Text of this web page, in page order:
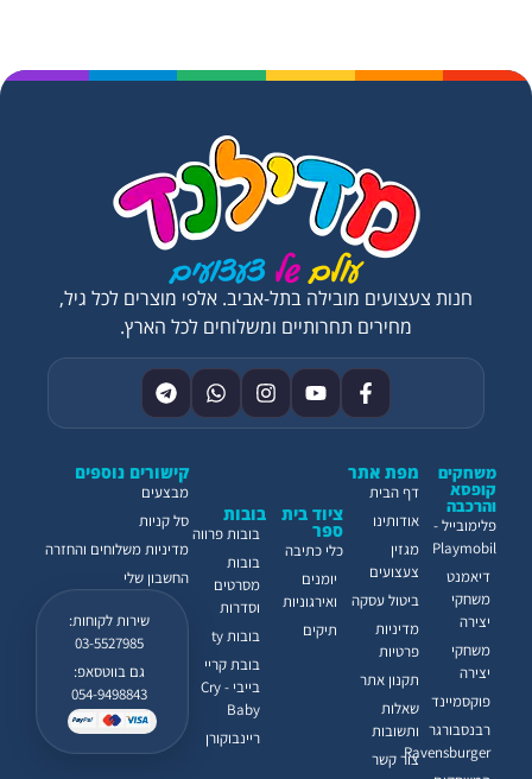
קישורים נוספים
מבצעים
סל קניות
מדיניות משלוחים והחזרה
החשבון שלי
שירות לקוחות:
03-5527985
גם בווטסאפ:
054-9498843
ציוד בית
ספר
כלי כתיבה
יומנים
ואירגוניות
תיקים
בובות
בובות פרווה
בובות
מסרטים
וסדרות
בובות ty
בובת קריי
בייבי - Cry
Baby
ריינבוקורן
משחקים
קופסא
והרכבה
פלימובייל -
Playmobil
דיאמנט
משחקי
יצירה
משחקי
יצירה
פוקסמיינד
רבנסבורגר
Ravensburger
מפת אתר
דף הבית
אודותינו
מגזין
צעצועים
ביטול עסקה
מדיניות
פרטיות
תקנון אתר
שאלות
ותשובות
צור קשר
חנות צעצועים מובילה בתל-אביב. אלפי מוצרים לכל גיל,
מחירים תחרותיים ומשלוחים לכל הארץ.